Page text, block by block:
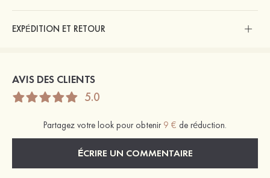
EXPÉDITION ET RETOUR
AVIS DES CLIENTS
5.0
Partagez votre look pour obtenir 9 € de réduction.
ÉCRIRE UN COMMENTAIRE